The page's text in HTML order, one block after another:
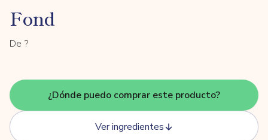
Fond
De ?
¿Dónde puedo comprar este producto?
Ver ingredientes